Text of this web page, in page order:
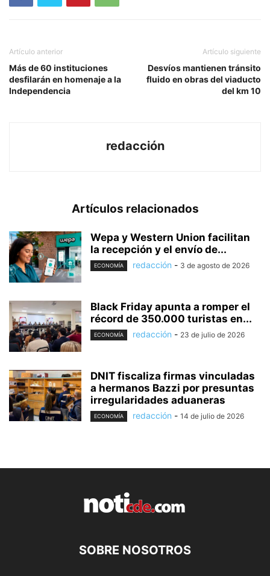
Artículo anterior
Más de 60 instituciones
desfilarán en homenaje a la
Independencia
Artículo siguiente
Desvíos mantienen tránsito
fluido en obras del viaducto
del km 10
redacción
Artículos relacionados
Wepa y Western Union facilitan
la recepción y el envío de...
ECONOMÍA redacción - 3 de agosto de 2026
Black Friday apunta a romper el
récord de 350.000 turistas en...
ECONOMÍA redacción - 23 de julio de 2026
DNIT fiscaliza firmas vinculadas
a hermanos Bazzi por presuntas
irregularidades aduaneras
ECONOMÍA redacción - 14 de julio de 2026
SOBRE NOSOTROS